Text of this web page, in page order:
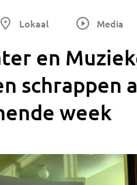
Lokaal Media
en
schrappen
week